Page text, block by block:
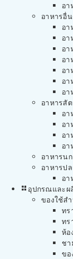
อา
อาหารอื่
อา
อา
อา
อา
อา
อา
อา
อาหารสั
อา
อา
อา
อา
อาหารน
อาหารป
อา
อุปกรณและผ
ของใช้ส
ทร
ทร
ห้อ
ชา
ขอ